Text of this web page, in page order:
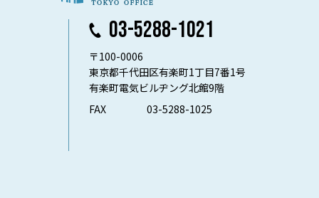
03-5288-1021
〒100-0006
東京都千代田区有楽町1丁目7番1号
有楽町電気ビルヂング北館9階
FAX
03-5288-1025